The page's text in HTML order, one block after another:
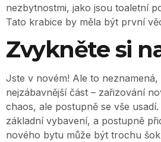
nezbytnostmi, jako jsou toaletní
Tato krabice by měla být první
Zvykněte si
Jste v novém! Ale to
nejzábavnější část – zařizování
chaos, ale postupně se vše
základní vybavení, a postupně
nového bytu může být trochu